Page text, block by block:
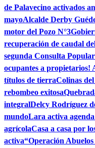
de Palavecino activados
mayoAlcalde Derby
motor del Pozo N°3
recuperación de caudal
segunda Consulta
ocupantes a propietarios!
títulos de tierraColinas
rebombeo exitosa
integralDelcy Rodríguez
mundoLara activa
agrícolaCasa a casa por
activa“Operación